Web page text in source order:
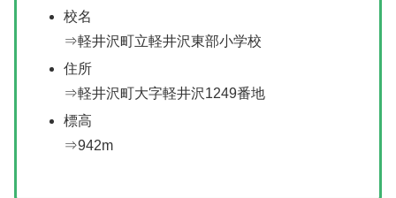
校名
⇒軽井沢町立軽井沢東部小学校
住所
⇒軽井沢町大字軽井沢1249番地
標高
⇒942m